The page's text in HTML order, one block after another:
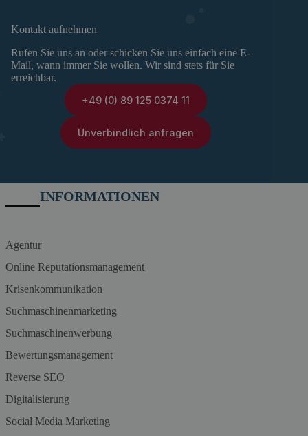
Kontakt aufnehmen
Rufen Sie uns an oder schicken Sie uns einfach eine E-
Mail, wann immer Sie wollen. Wir sind stets für Sie
erreichbar.
+49 (0) 89 125 0374 11
Unverbindlich anfragen
INFORMATIONEN
Agentur
Online Reputationsmanagement
Krisenkommunikation
Suchmaschinenmarketing
Suchmaschinenwerbung
Bewertungsmanagement
Reverse SEO
Digitalisierung
Social Media Marketing